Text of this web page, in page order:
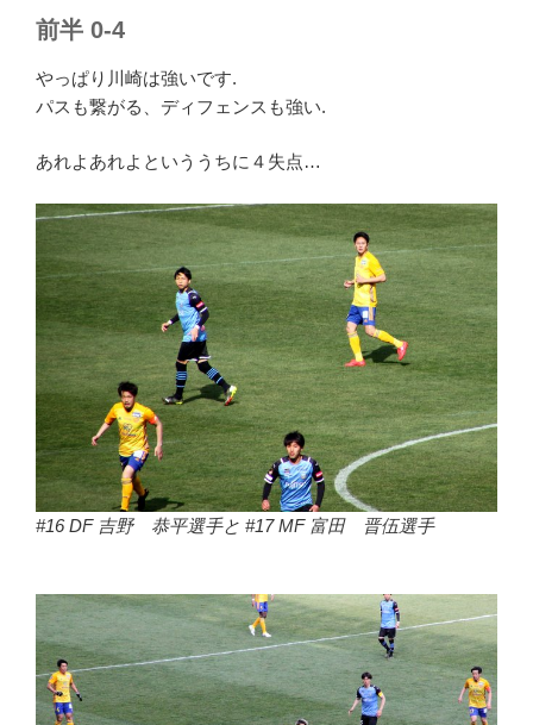
前半 0-4
やっぱり川崎は強いです.
パスも繋がる、ディフェンスも強い.
あれよあれよといううちに４失点…
#16 DF 吉野 恭平選手と #17 MF 富田 晋伍選手